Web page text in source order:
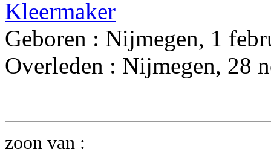
Kleermaker
Geboren : Nijmegen, 1
Overleden : Nijmegen, 28
zoon van :